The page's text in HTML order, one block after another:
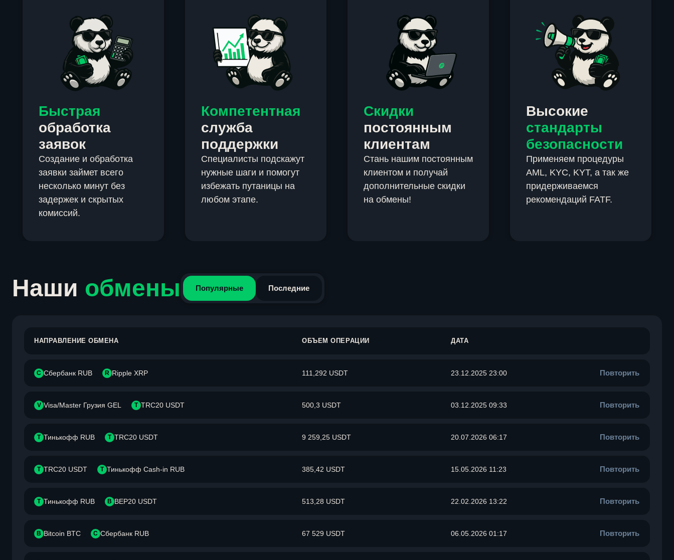
Быстрая
обработка
заявок
Создание и обработка
заявки займет всего
несколько минут без
задержек и скрытых
комиссий.
Компетентная
служба
поддержки
Специалисты подскажут
нужные шаги и помогут
избежать путаницы на
любом этапе.
Скидки
постоянным
клиентам
Стань нашим постоянным
клиентом и получай
дополнительные скидки
на обмены!
Высокие
стандарты
безопасности
Применяем процедуры
AML, KYC, KYT, а так же
придерживаемся
рекомендаций FATF.
Наши обмены Популярные Последние
НАПРАВЛЕНИЕ ОБМЕНА ОБЪЕМ ОПЕРАЦИИ ДАТА
С Сбербанк RUB R Ripple XRP 111,292 USDT 23.12.2025 23:00 Повторить
V Visa/Master Грузия GEL T TRC20 USDT 500,3 USDT 03.12.2025 09:33 Повторить
Т Тинькофф RUB T TRC20 USDT 9 259,25 USDT 20.07.2026 06:17 Повторить
T TRC20 USDT Т Тинькофф Cash-in RUB 385,42 USDT 15.05.2026 11:23 Повторить
Т Тинькофф RUB B BEP20 USDT 513,28 USDT 22.02.2026 13:22 Повторить
B Bitcoin BTC С Сбербанк RUB 67 529 USDT 06.05.2026 01:17 Повторить